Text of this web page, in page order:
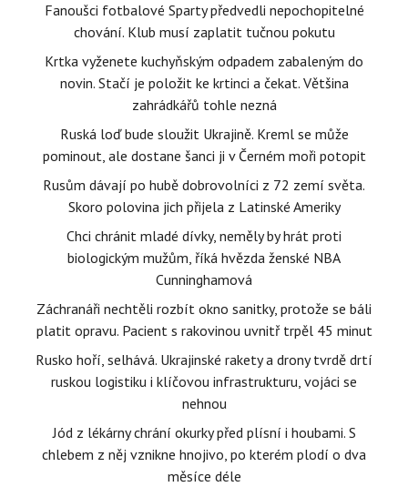
Fanoušci fotbalové Sparty předvedli nepochopitelné
chování. Klub musí zaplatit tučnou pokutu
Krtka vyženete kuchyňským odpadem zabaleným do
novin. Stačí je položit ke krtinci a čekat. Většina
zahrádkářů tohle nezná
Ruská loď bude sloužit Ukrajině. Kreml se může
pominout, ale dostane šanci ji v Černém moři potopit
Rusům dávají po hubě dobrovolníci z 72 zemí světa.
Skoro polovina jich přijela z Latinské Ameriky
Chci chránit mladé dívky, neměly by hrát proti
biologickým mužům, říká hvězda ženské NBA
Cunninghamová
Záchranáři nechtěli rozbít okno sanitky, protože se báli
platit opravu. Pacient s rakovinou uvnitř trpěl 45 minut
Rusko hoří, selhává. Ukrajinské rakety a drony tvrdě drtí
ruskou logistiku i klíčovou infrastrukturu, vojáci se
nehnou
Jód z lékárny chrání okurky před plísní i houbami. S
chlebem z něj vznikne hnojivo, po kterém plodí o dva
měsíce déle